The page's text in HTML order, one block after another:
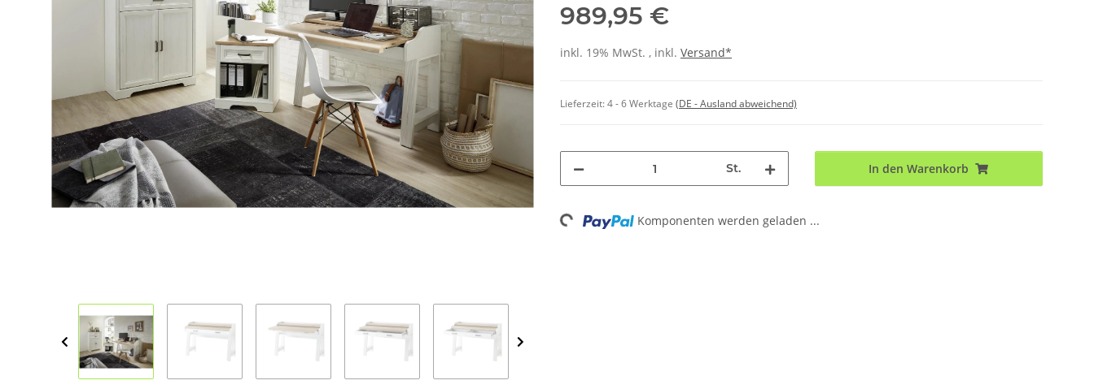
989,95 €
inkl. 19% MwSt. , inkl. Versand*
Lieferzeit:4 - 6 Werktage (DE - Ausland abweichend)
St. In den Warenkorb
Loading... Komponenten werden geladen ...